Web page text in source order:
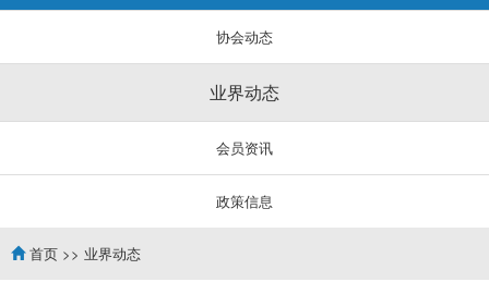
协会动态
业界动态
会员资讯
政策信息
首页 >> 业界动态